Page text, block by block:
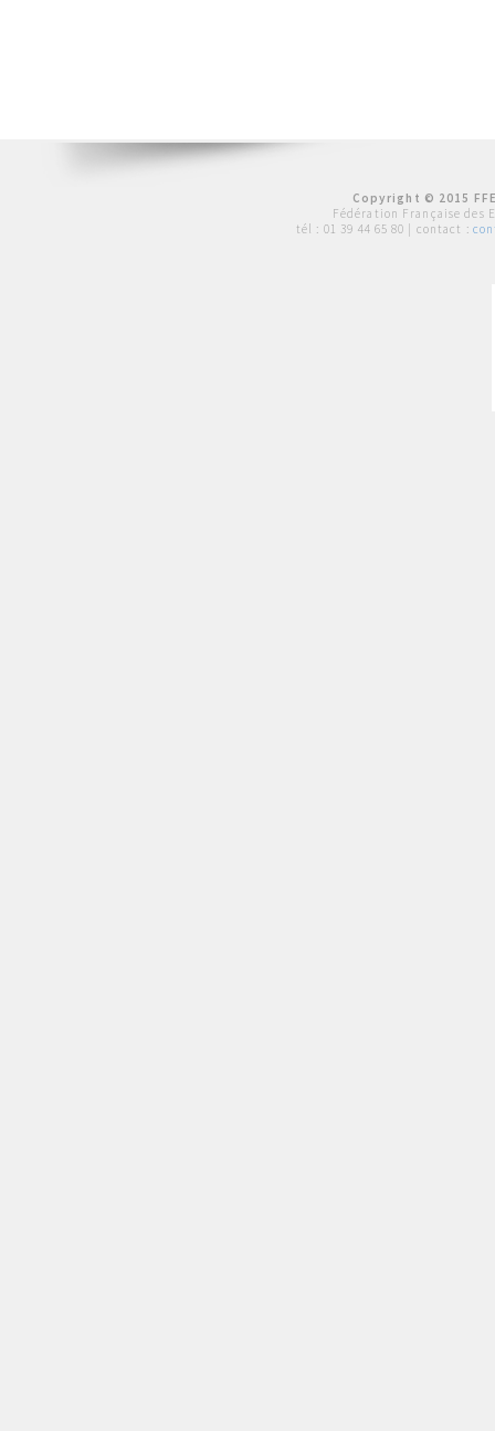
Copyright © 2015
Fédération Française des
tél : 01 39 44 65 80 | contact :